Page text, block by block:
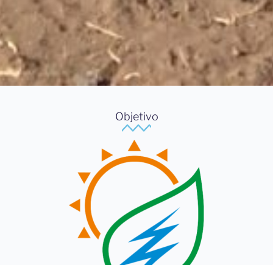
Amazônia Legal não têm
energia de qualidade 24
horas por dia?
Ouça mais sobre esta realidade e acompanhe o
Acesse aqui
Objetivo